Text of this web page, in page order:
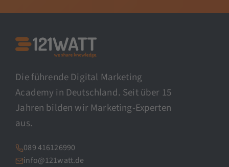
Die führende Digital Marketing
Academy in Deutschland. Seit über 15
Jahren bilden wir Marketing-Experten
aus.
089 416126990
info@121watt.de